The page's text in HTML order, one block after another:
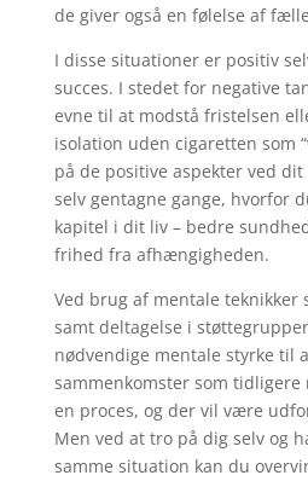
de giver også en følelse af
I disse situationer er positiv
succes. I stedet for negative
evne til at modstå fristelsen
isolation uden cigaretten som
på de positive aspekter ved
selv gentagne gange, hvorfor
kapitel i dit liv – bedre
frihed fra afhængigheden.
Ved brug af mentale teknikker
samt deltagelse i
nødvendige mentale styrke til
sammenkomster som tidligere
en proces, og der vil være
Men ved at tro på dig selv og
samme situation kan du